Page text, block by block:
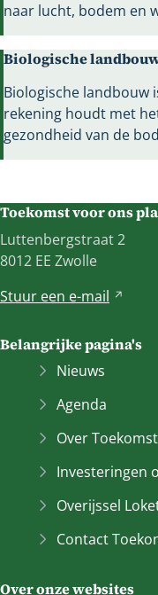
naar lucht, bodem en
Biologische
Biologische landbouw
rekening houdt met
gezondheid van de
Toekomst voor ons
Luttenbergstraat 2
8012 EE Zwolle
Stuur een e-mail
r
t
n
a
Belangrijke pagina's
Nieuws
Agenda
Over
Investeringen
Overijssel
Contact
Over onze websites